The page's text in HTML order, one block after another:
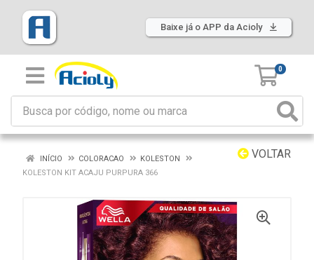
Baixe já o APP da Acioly
0
VOLTAR
INÍCIO COLORACAO
KOLESTON
KOLESTON KIT ACAJU PURPURA 366